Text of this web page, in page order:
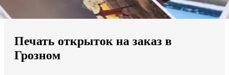
Мы доставляем по всему миру
Продолжить без города
Печать открыток на заказ в
Грозном